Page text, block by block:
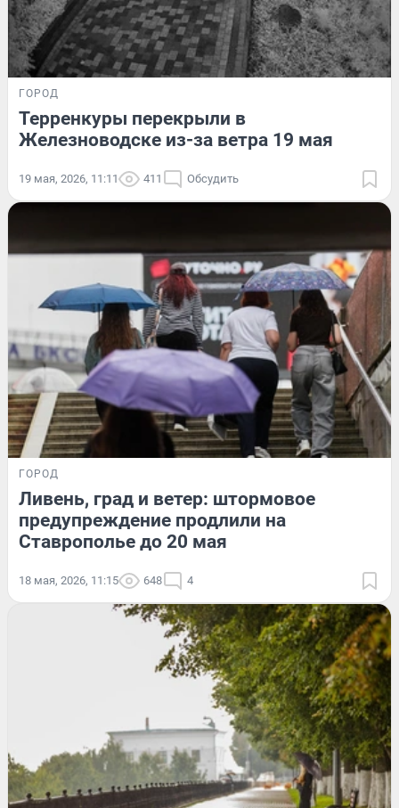
ГОРОД
Терренкуры перекрыли в
Железноводске из-за ветра 19 мая
19 мая, 2026, 11:11 411 Обсудить
ГОРОД
Ливень, град и ветер: штормовое
предупреждение продлили на
Ставрополье до 20 мая
18 мая, 2026, 11:15 648 4